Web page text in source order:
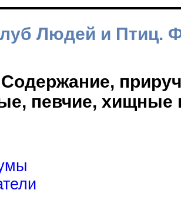
Людей и Птиц.
певчие, хищные